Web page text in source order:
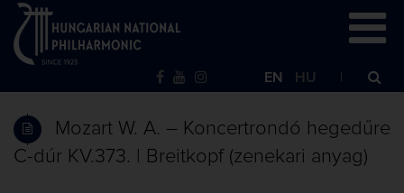
EN HU
Mozart W. A. – Koncertrondó hegedűre
C-dúr KV.373. | Breitkopf (zenekari anyag)